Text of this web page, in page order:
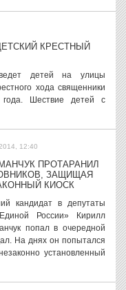
КРЕСТНЫЙ
детей на улицы
хода священники
года. Шествие детей с
12:40
ПРОТАРАНИЛ
ЗАЩИЩАЯ
КИОСК
кандидат в депутаты
России» Кирилл
попал в очередной
На днях он попытался
установленный